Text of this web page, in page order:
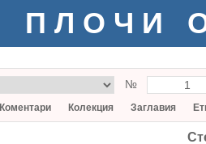
ПЛОЧИ
№
Коментари Колекция Заглавия